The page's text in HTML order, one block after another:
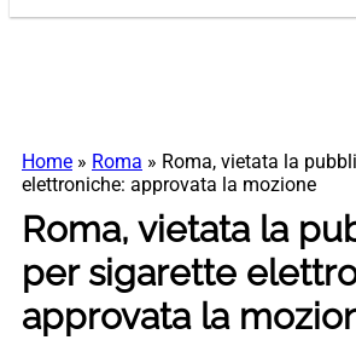
Home » Roma » Roma, vietata la
elettroniche: approvata la mozione
Roma, vietata la
per sigarette
approvata la